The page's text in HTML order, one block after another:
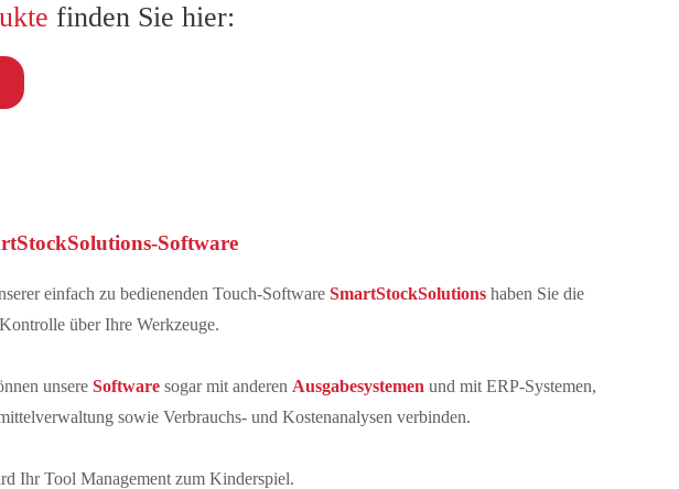
finden Sie hier:
Software
einfach zu bedienenden Touch-Software SmartStockSolutions haben Sie die
über Ihre Werkzeuge.
unsere Software sogar mit anderen Ausgabesystemen und mit ERP-Systemen,
sowie Verbrauchs- und Kostenanalysen verbinden.
Ihr Tool Management zum Kinderspiel.